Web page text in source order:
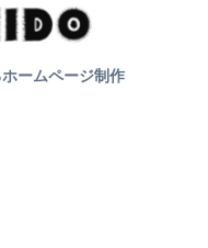
ームページ制作